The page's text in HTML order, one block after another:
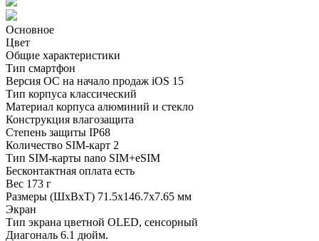
Основное
Цвет
Общие характеристики
Тип смартфон
Версия ОС на начало продаж iOS 15
Тип корпуса классический
Материал корпуса алюминий и стекло
Конструкция влагозащита
Степень защиты IP68
Количество SIM-карт 2
Тип SIM-карты nano SIM+eSIM
Бесконтактная оплата есть
Вес 173 г
Размеры (ШxВxТ) 71.5x146.7x7.65 мм
Экран
Тип экрана цветной OLED, сенсорный
Диагональ 6.1 дюйм.